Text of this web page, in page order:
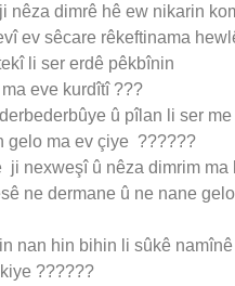
nêza dimrê hê ew nikarin
ev sêcare rêkeftinama
li ser erdê pêkbînin
eve kurdîtî ???
û pîlan li ser
gelo ma ev çiye ??????
ji nexweşî û nêza dimrim ma
ne dermane û ne nane
nan hin bihin li sûkê
??????